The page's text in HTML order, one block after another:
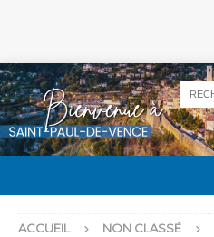
ACCUEIL NON CLASSÉ